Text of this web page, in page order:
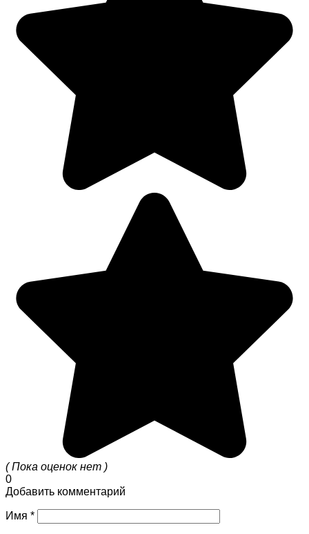
( Пока оценок нет )
0
Добавить комментарий
Имя *